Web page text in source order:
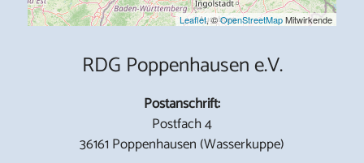
Leaflet, ©OpenStreetMapMitwirkende
RDG Poppenhausen e.V.
Postanschrift:
Postfach 4
36161 Poppenhausen (Wasserkuppe)